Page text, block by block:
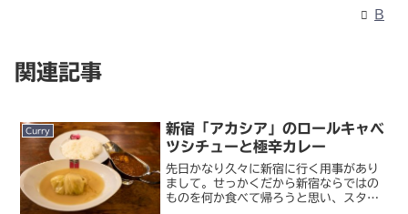
B
関連記事
Curry
新宿「アカシア」のロールキャベ
ツシチューと極辛カレー
先日かなり久々に新宿に行く用事があり
まして。せっかくだから新宿ならではの
ものを何か食べて帰ろうと思い、スタジ